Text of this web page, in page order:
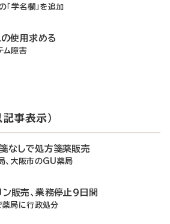
「学名欄」を追加
使用求める
ム障害
事表示）
なしで処方箋薬販売
、大阪市のGU薬局
ン販売、業務停止9日間
薬局に行政処分